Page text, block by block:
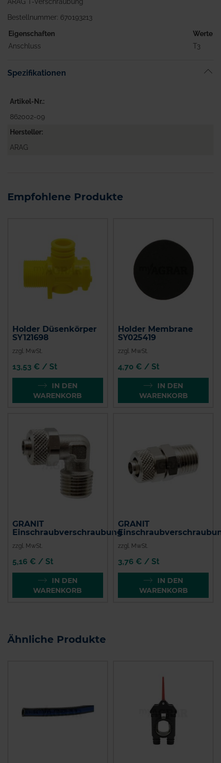
ARAG T-Verschraubung
Bestellnummer: 670193213
Eigenschaften
Werte
Anschluss
T3
Spezifikationen
Artikel-Nr.
862002-09
Hersteller
ARAG
Empfohlene Produkte
Holder Düsenkörper
SY121698
zzgl. MwSt.
13,53 € / St
IN DEN
WARENKORB
Holder Membrane
SY025419
zzgl. MwSt.
4,70 € / St
IN DEN
WARENKORB
GRANIT
Einschraubverschraubung
zzgl. MwSt.
5,16 € / St
IN DEN
WARENKORB
GRANIT
zzgl. MwSt.
3,76 € / St
IN DEN
WARENKORB
Ähnliche Produkte